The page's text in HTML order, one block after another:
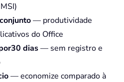
— produtividade
do Office
dias— sem registro e
— economize comparado à